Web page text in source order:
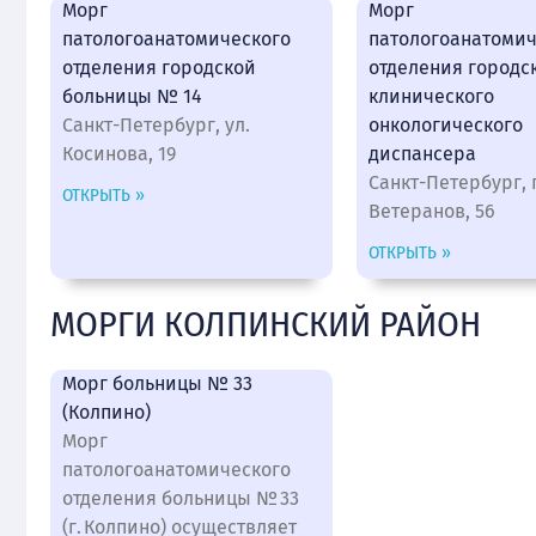
Морг
патологоанатомического
отделения городской
больницы № 14
Санкт-Петербург, ул.
Косинова, 19
ОТКРЫТЬ »
Морг
отделения
клинического
онкологического
диспансера
Санкт-Петербург,
Ветеранов, 56
ОТКРЫТЬ »
МОРГИ КОЛПИНСКИЙ РАЙОН
Морг больницы № 33
(Колпино)
Морг
патологоанатомического
отделения больницы № 33
(г. Колпино) осуществляет